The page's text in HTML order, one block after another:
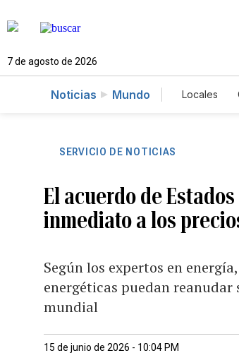
7 de agosto de 2026
Noticias Mundo Locales
SERVICIO DE NOTICIAS
El acuerdo de
inmediato a los
Según los expertos en
energéticas puedan
mundial
15 de junio de 2026 - 10:04 PM